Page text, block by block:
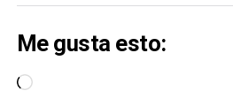
Me gusta esto:
Cargando...